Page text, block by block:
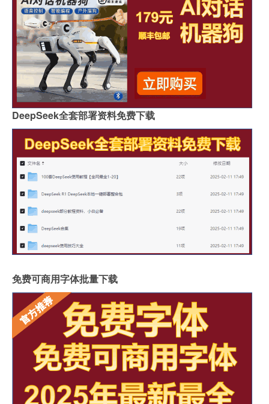
DeepSeek全套部署资料免费下载
免费可商用字体批量下载